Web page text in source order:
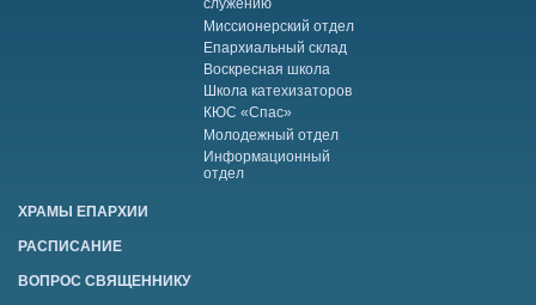
служению
Миссионерский отдел
Епархиальный склад
Воскресная школа
Школа катехизаторов
КЮС «Спас»
Молодежный отдел
Информационный
отдел
ХРАМЫ ЕПАРХИИ
РАСПИСАНИЕ
ВОПРОС СВЯЩЕННИКУ